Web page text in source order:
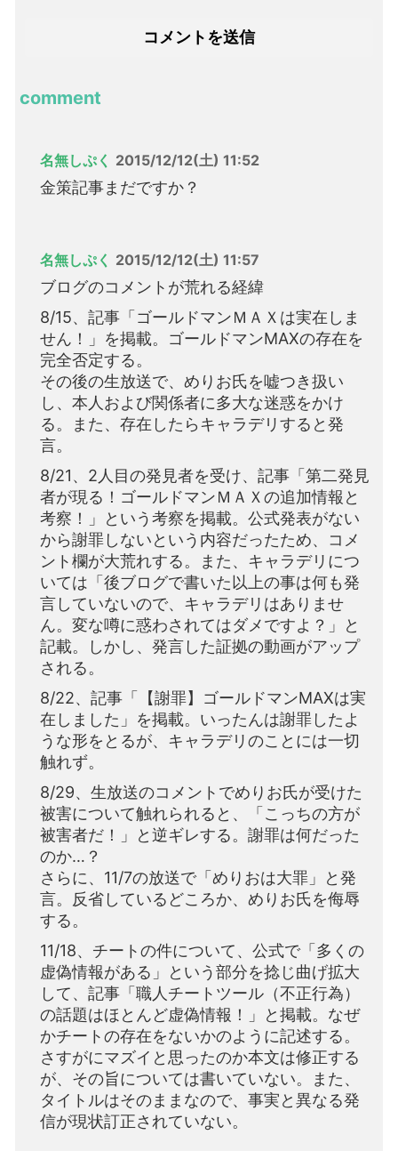
comment
名無しぷく 2015/12/12(土) 11:52
金策記事まだですか？
名無しぷく 2015/12/12(土) 11:57
ブログのコメントが荒れる経緯
8/15、記事「ゴールドマンＭＡＸは実在しま
せん！」を掲載。ゴールドマンMAXの存在を
完全否定する。
その後の生放送で、めりお氏を嘘つき扱い
し、本人および関係者に多大な迷惑をかけ
る。また、存在したらキャラデリすると発
言。
8/21、2人目の発見者を受け、記事「第二発見
者が現る！ゴールドマンＭＡＸの追加情報と
考察！」という考察を掲載。公式発表がない
から謝罪しないという内容だったため、コメ
ント欄が大荒れする。また、キャラデリにつ
いては「後ブログで書いた以上の事は何も発
言していないので、キャラデリはありませ
ん。変な噂に惑わされてはダメですよ？」と
記載。しかし、発言した証拠の動画がアップ
される。
8/22、記事「【謝罪】ゴールドマンMAXは実
在しました」を掲載。いったんは謝罪したよ
うな形をとるが、キャラデリのことには一切
触れず。
8/29、生放送のコメントでめりお氏が受けた
被害について触れられると、「こっちの方が
被害者だ！」と逆ギレする。謝罪は何だった
のか…？
さらに、11/7の放送で「めりおは大罪」と発
言。反省しているどころか、めりお氏を侮辱
する。
11/18、チートの件について、公式で「多くの
虚偽情報がある」という部分を捻じ曲げ拡大
して、記事「職人チートツール（不正行為）
の話題はほとんど虚偽情報！」と掲載。なぜ
かチートの存在をないかのように記述する。
さすがにマズイと思ったのか本文は修正する
が、その旨については書いていない。また、
タイトルはそのままなので、事実と異なる発
信が現状訂正されていない。